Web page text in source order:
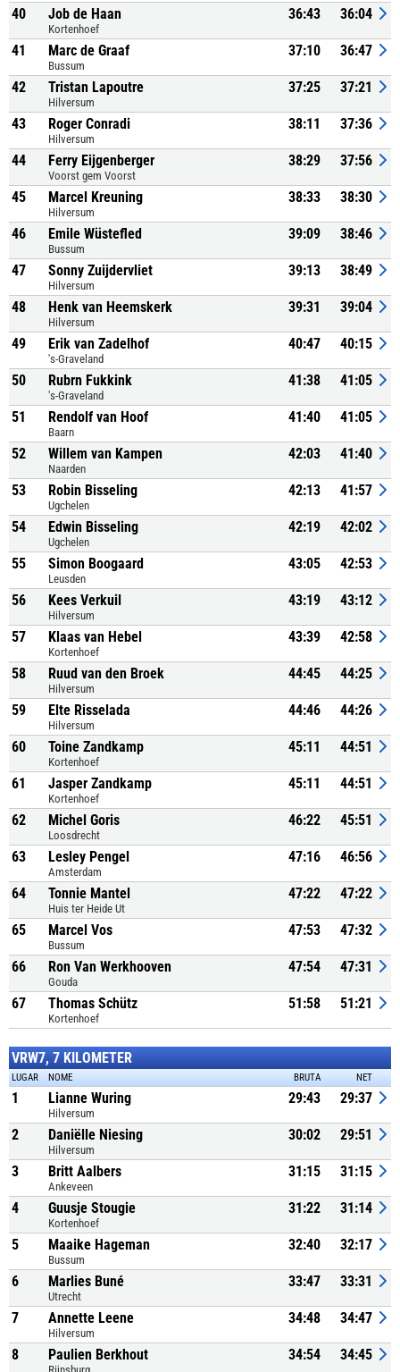
40 Job de Haan
Kortenhoef
36:43 36:04
41 Marc de Graaf
Bussum
37:10 36:47
42 Tristan Lapoutre
Hilversum
37:25 37:21
43 Roger Conradi
Hilversum
38:11 37:36
44 Ferry Eijgenberger
Voorst gem Voorst
38:29 37:56
45 Marcel Kreuning
Hilversum
38:33 38:30
46 Emile Wüstefled
Bussum
39:09 38:46
47 Sonny Zuijdervliet
Hilversum
39:13 38:49
48 Henk van Heemskerk
Hilversum
39:31 39:04
49 Erik van Zadelhof
's-Graveland
40:47 40:15
50 Rubrn Fukkink
's-Graveland
41:38 41:05
51 Rendolf van Hoof
Baarn
41:40 41:05
52 Willem van Kampen
Naarden
42:03 41:40
53 Robin Bisseling
Ugchelen
42:13 41:57
54 Edwin Bisseling
Ugchelen
42:19 42:02
55 Simon Boogaard
Leusden
43:05 42:53
56 Kees Verkuil
Hilversum
43:19 43:12
57 Klaas van Hebel
Kortenhoef
43:39 42:58
58 Ruud van den Broek
Hilversum
44:45 44:25
59 Elte Risselada
Hilversum
44:46 44:26
60 Toine Zandkamp
Kortenhoef
45:11 44:51
61 Jasper Zandkamp
Kortenhoef
45:11 44:51
62 Michel Goris
Loosdrecht
46:22 45:51
63 Lesley Pengel
Amsterdam
47:16 46:56
64 Tonnie Mantel
Huis ter Heide Ut
47:22 47:22
65 Marcel Vos
Bussum
47:53 47:32
66 Ron Van Werkhooven
Gouda
47:54 47:31
67 Thomas Schütz
Kortenhoef
51:58 51:21
VRW7, 7 KILOMETER
LUGAR NOME BRUTA NET
1 Lianne Wuring
Hilversum
29:43 29:37
2 Daniëlle Niesing
Hilversum
30:02 29:51
3 Britt Aalbers
Ankeveen
31:15 31:15
4 Guusje Stougie
Kortenhoef
31:22 31:14
5 Maaike Hageman
Bussum
32:40 32:17
6 Marlies Buné
Utrecht
33:47 33:31
7 Annette Leene
Hilversum
34:48 34:47
8 Paulien Berkhout 34:54 34:45